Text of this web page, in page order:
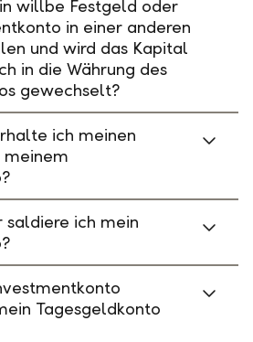
willbe Festgeld oder
in einer anderen
und wird das Kapital
in die Währung des
gewechselt?
ich meinen
meinem
saldiere ich mein
Tagesgeldkonto